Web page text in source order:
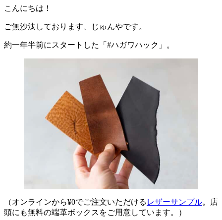
こんにちは！
ご無沙汰しております、じゅんやです。
約一年半前にスタートした「#ハガワハック」。
（オンラインから¥0でご注文いただける レザーサンプル。店
頭にも無料の端革ボックスをご用意しています。）